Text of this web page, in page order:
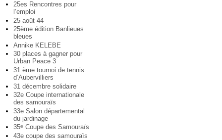
25es Rencontres pour
l’emploi
25 août 44
25ème édition Banlieues
bleues
Annike KELEBE
30 places à gagner pour
Urban Peace 3
31 ème tournoi de tennis
d’Aubervilliers
31 décembre solidaire
32e Coupe internationale
des samouraïs
33e Salon départemental
du jardinage
35e Coupe des Samouraïs
43e coupe des samouraïs